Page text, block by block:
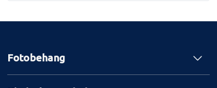
Fotobehang